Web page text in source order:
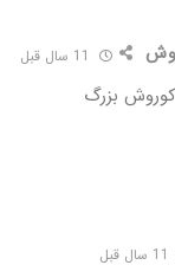
کوروش بزرگ